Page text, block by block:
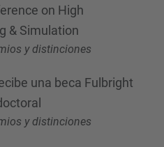
on High
& Simulation
y distinciones
una beca Fulbright
y distinciones